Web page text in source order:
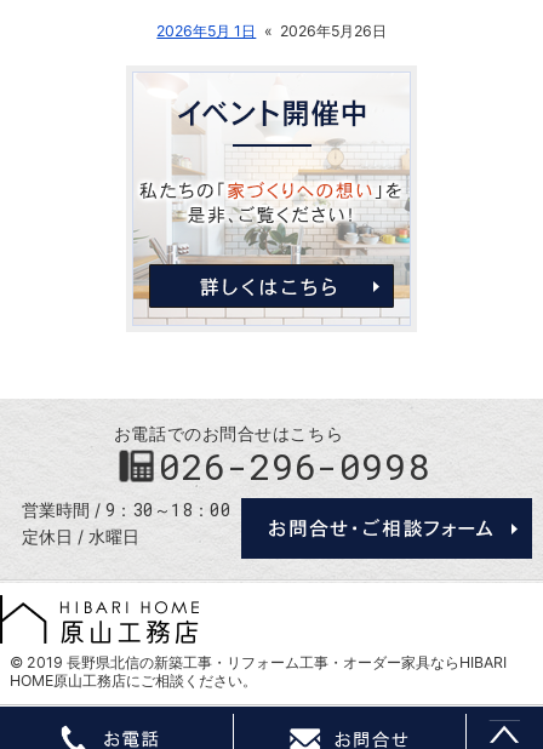
2026年5月 1日 « 2026年5月26日
お電話でのお問合せはこちら
026-296-0998
営業時間 9：30～18：00
定休日 水曜日
© 2019 長野県北信の新築工事・リフォーム工事・オーダー家具ならHIBARI
HOME原山工務店にご相談ください。
Tel